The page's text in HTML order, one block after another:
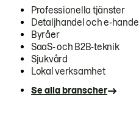
Professionella tjänster
Detaljhandel och e-handel
Byråer
SaaS- och B2B-teknik
Sjukvård
Lokal verksamhet
Se alla branscher